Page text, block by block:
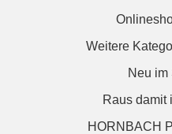
Weitere
Neu im
Raus damit
HORNBACH